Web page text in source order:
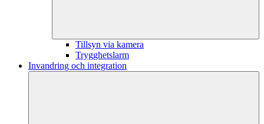
Tillsyn via kamera
Trygghetslarm
Invandring och integration